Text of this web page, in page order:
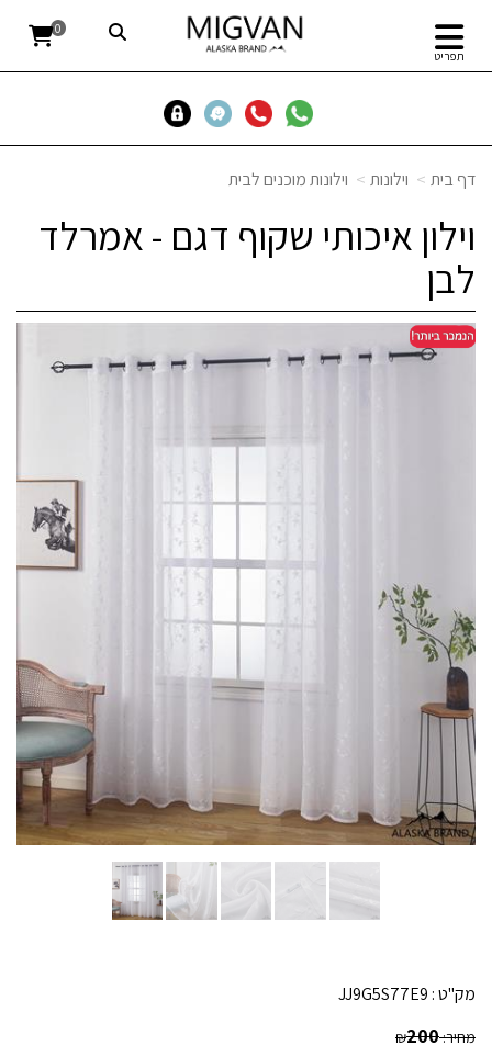
תפריט
0
דף בית וילונות וילונות מוכנים לבית
וילון איכותי שקוף דגם - אמרלד
לבן
מק"ט : JJ9G5S77E9
מחיר: ₪200